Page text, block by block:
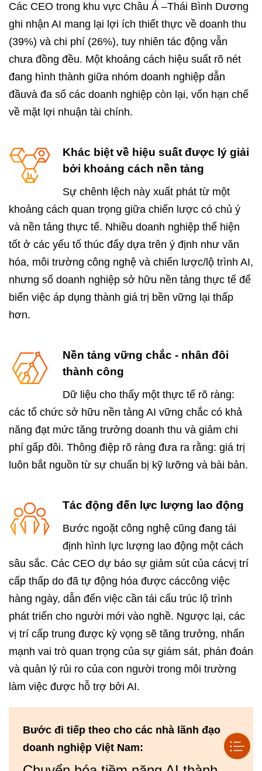
Các CEO trong khu vực Châu Á –Thái Bình Dương
ghi nhận AI mang lại lợi ích thiết thực về doanh thu
(39%) và chi phí (26%), tuy nhiên tác động vẫn
chưa đồng đều. Một khoảng cách hiệu suất rõ nét
đang hình thành giữa nhóm doanh nghiệp dẫn
đầuvà đa số các doanh nghiệp còn lại, vốn hạn chế
về mặt lợi nhuận tài chính.
Khác biệt về hiệu suất được lý giải
bởi khoảng cách nền tảng
Sự chênh lệch này xuất phát từ một
khoảng cách quan trọng giữa chiến lược có chủ ý
và nền tảng thực tế. Nhiều doanh nghiệp thể hiện
tốt ở các yếu tố thúc đẩy dựa trên ý định như văn
hóa, môi trường công nghệ và chiến lược/lộ trình AI,
nhưng số doanh nghiệp sở hữu nền tảng thực tế để
biến việc áp dụng thành giá trị bền vững lại thấp
hơn.
Nền tảng vững chắc - nhân đôi
thành công
Dữ liệu cho thấy một thực tế rõ ràng:
các tổ chức sở hữu nền tảng AI vững chắc có khả
năng đạt mức tăng trưởng doanh thu và giảm chi
phí gấp đôi. Thông điệp rõ ràng đưa ra rằng: giá trị
luôn bắt nguồn từ sự chuẩn bị kỹ lưỡng và bài bản.
Tác động đến lực lượng lao động
Bước ngoặt công nghệ cũng đang tái
định hình lực lượng lao động một cách
sâu sắc. Các CEO dự báo sự giảm sút của cácvị trí
cấp thấp do đã tự động hóa được cáccông việc
hàng ngày, dẫn đến việc cần tái cấu trúc lộ trình
phát triển cho người mới vào nghề. Ngược lại, các
vị trí cấp trung được kỳ vọng sẽ tăng trưởng, nhấn
mạnh vai trò quan trọng của sự giám sát, phán đoán
và quản lý rủi ro của con người trong môi trường
làm việc được hỗ trợ bởi AI.
Bước đi tiếp theo cho các nhà lãnh đạo
doanh nghiệp Việt Nam: